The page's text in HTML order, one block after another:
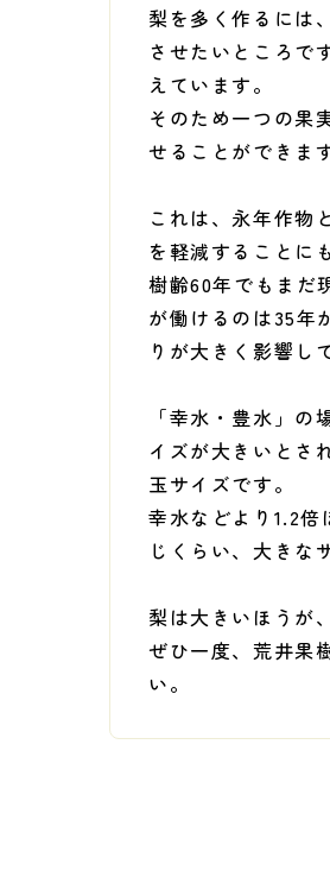
梨を多く作るには
させたいところで
えています。
そのため一つの果
せることができます
これは、永年作物
を軽減することに
樹齢60年でもまだ
が働けるのは35年
りが大きく影響し
「幸水・豊水」
イズが大きいとさ
玉サイズです。
幸水などより1.2
じくらい、大きな
梨は大きいほうが
ぜひ一度、荒井果
い。